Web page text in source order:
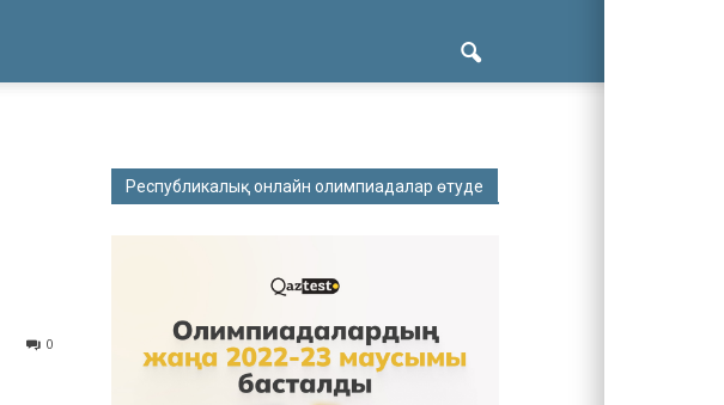
0
Республикалық онлайн олимпиадалар өтуде